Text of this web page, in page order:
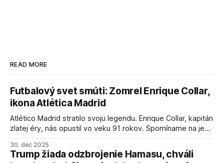
READ MORE
Futbalový svet smúti: Zomrel Enrique Collar,
ikona Atlética Madrid
Atlético Madrid stratilo svoju legendu. Enrique Collar, kapitán
zlatej éry, nás opustil vo veku 91 rokov. Spomíname na jeho
30. dec 2025
Trump žiada odzbrojenie Hamasu, chváli